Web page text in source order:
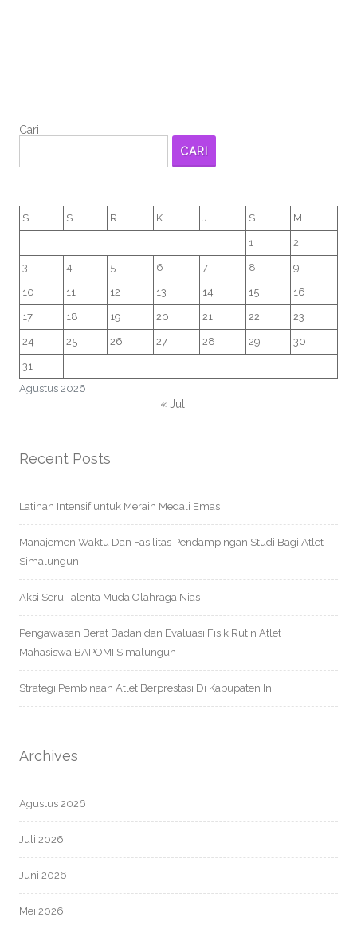
Cari
CARI
Agustus 2026
S S R K J S M
1 2
3 4 5 6 7 8 9
10 11 12 13 14 15 16
17 18 19 20 21 22 23
24 25 26 27 28 29 30
31
« Jul
Recent Posts
Latihan Intensif untuk Meraih Medali Emas
Manajemen Waktu Dan Fasilitas Pendampingan Studi Bagi Atlet
Simalungun
Aksi Seru Talenta Muda Olahraga Nias
Pengawasan Berat Badan dan Evaluasi Fisik Rutin Atlet
Mahasiswa BAPOMI Simalungun
Strategi Pembinaan Atlet Berprestasi Di Kabupaten Ini
Archives
Agustus 2026
Juli 2026
Juni 2026
Mei 2026